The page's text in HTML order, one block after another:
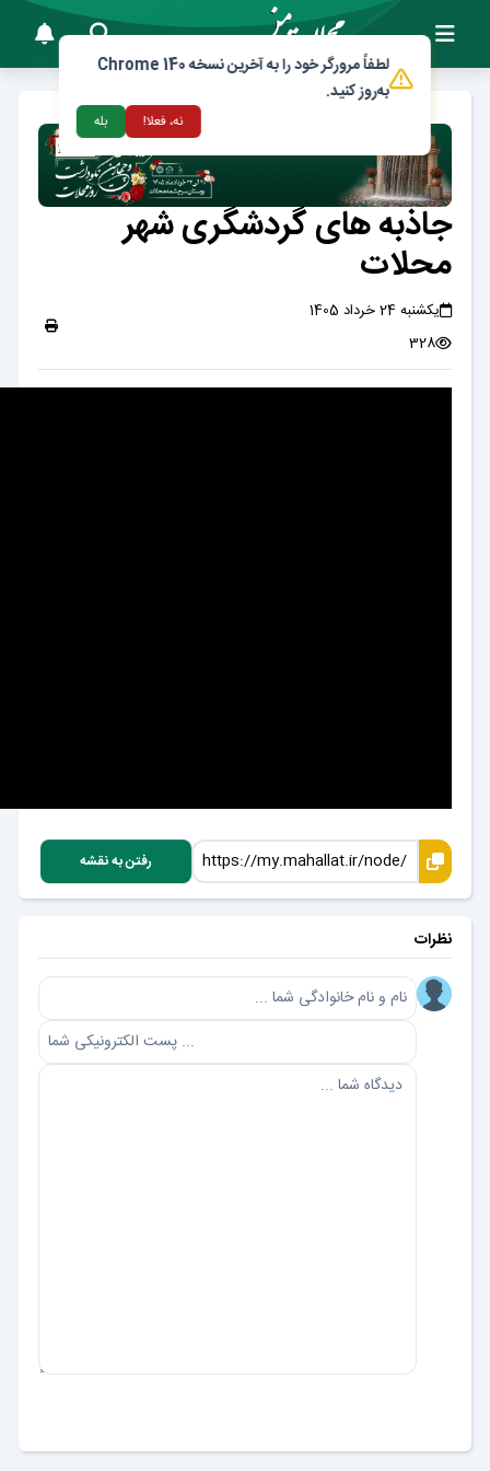
جاذبه های گردشگری شهر
محلات
یکشنبه 24 خرداد 1405
328
رفتن به نقشه
نظرات
لطفاً مرورگر خود را به آخرین نسخه Chrome 140
به‌روز کنید.
نه، فعلا! بله